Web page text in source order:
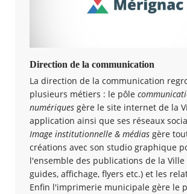
Direction de la communication
La direction de la communication
plusieurs métiers : le pôle
numériquesgère le site internet de la
application ainsi que ses réseaux
Image institutionnelle & médiasgère
créations avec son studio graphique
l'ensemble des publications de la Ville
guides, affichage, flyers etc.) et les
Enfin l'imprimerie municipale gère le